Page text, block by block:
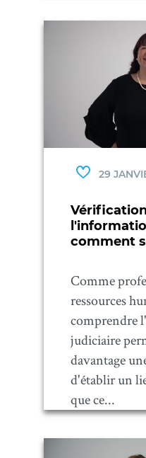
29
comment
Comme
ressources
comprendre
judiciaire
davantage
d'établir un
que ce...